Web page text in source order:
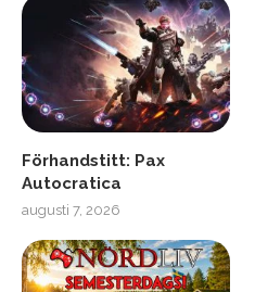
Förhandstitt: Pax
Autocratica
augusti 7, 2026